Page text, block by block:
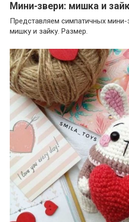
Мини-звери: мишка и
Представляем симпатичных мини-
мишку и зайку. Размер.